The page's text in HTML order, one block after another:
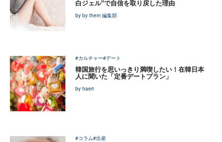
白ジェル"で自信を取り戻した理由
by by them 編集部
#カルチャー#デート
韓国旅行を思いっきり満喫したい！在韓日本
人に聞いた「定番デートプラン」
by haeri
#コラム#出産